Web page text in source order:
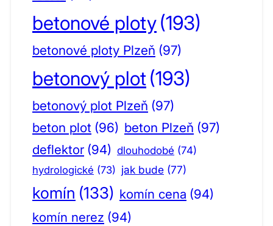
betonové ploty(193)
betonové ploty Plzeň (97)
betonový plot (193)
betonový plot Plzeň (97)
beton plot (96) beton Plzeň (97)
deflektor (94) dlouhodobé (74)
hydrologické (73) jak bude (77)
komín (133) komín cena (94)
komín nerez (94)